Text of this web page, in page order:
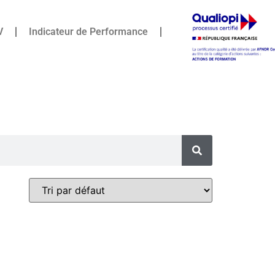
Indicateur de Performance